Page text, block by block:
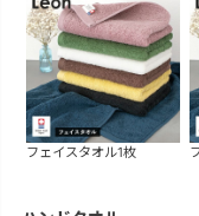
フェイスタオル1枚